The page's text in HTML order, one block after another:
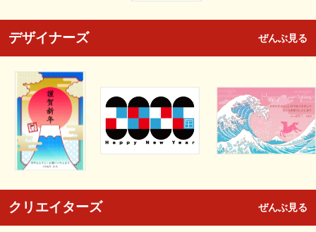
デザイナーズ ぜんぶ見る
クリエイターズ ぜんぶ見る